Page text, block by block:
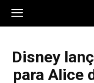
Geek
Disney
para Alice